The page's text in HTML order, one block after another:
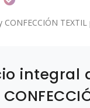
CONFECCIÓN
integral